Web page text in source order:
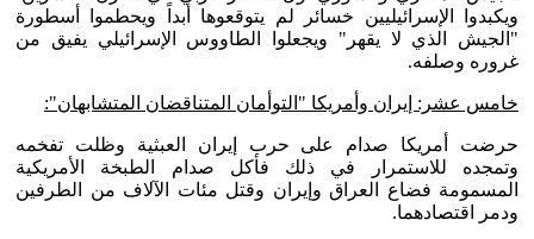
ويكبدوا الإسرائيليين خسائر لم يتوقعوها أبداً ويحطموا أسطورة
"الجيش الذي لا يقهر" ويجعلوا الطاووس الإسرائيلي يفيق من
غروره وصلفه.
خامس عشر: إيران وأمريكا "التوأمان المتناقضان المتشابهان":
حرضت أمريكا صدام على حرب إيران العبثية وظلت تفخمه
وتمجده للاستمرار في ذلك فأكل صدام الطبخة الأمريكية
المسمومة فضاع العراق وإيران وقتل مئات الآلاف من الطرفين
ودمر اقتصادهما.